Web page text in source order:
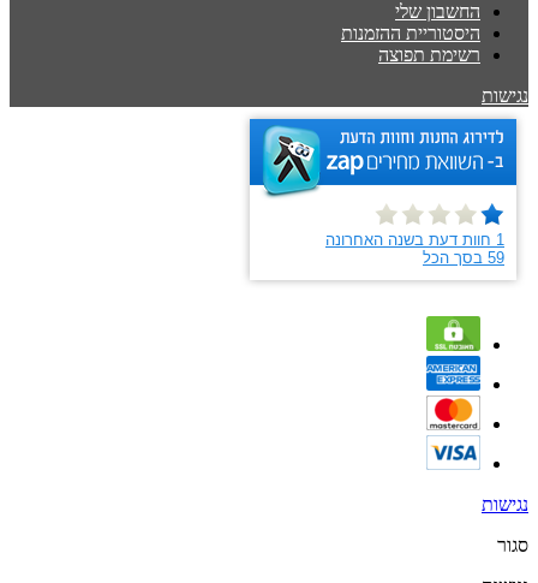
החשבון שלי
היסטוריית ההזמנות
רשימת תפוצה
נגישות
נגישות
סגור